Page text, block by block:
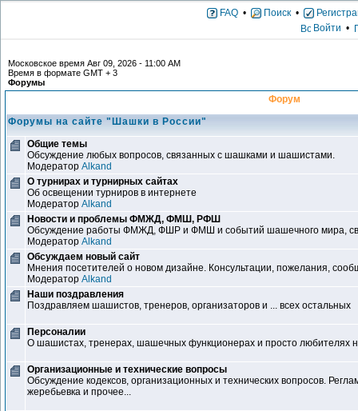
FAQ• Поиск•
Войти •
Московское время Авг 09, 2026 - 11:00 AM
Время в формате GMT + 3
Форумы
Форум
Форумы на сайте "Шашки в России"
Общие темы
Обсуждение любых вопросов, связанных с шашками и шашистами.
Модератор Alkand
О турнирах и турнирных сайтах
Об освещении турниров в интернете
Модератор Alkand
Новости и проблемы ФМЖД, ФМШ, РФШ
Обсуждение работы ФМЖД, ФШР и ФМШ и событий шашечного мира,
Модератор Alkand
Обсуждаем новый сайт
Мнения посетителей о новом дизайне. Консультации, пожелания,
Модератор Alkand
Наши поздравления
Поздравляем шашистов, тренеров, организаторов и ... всех остальных
Персоналии
О шашистах, тренерах, шашечных функционерах и просто любителях
Организационные и технические вопросы
Обсуждение кодексов, организационных и технических вопросов.
жеребьевка и прочее...